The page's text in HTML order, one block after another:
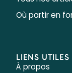
Où partir en
LIENS UTILES
À propos